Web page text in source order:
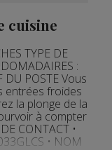
cuisine
TYPE DE
:
POSTE Vous
entrées froides
la plonge de la
à compter
CONTACT •
• NOM